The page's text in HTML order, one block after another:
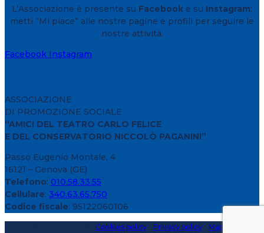
L’Associazione è presente su Facebook e su Instagram:
metti “Mi piace” alle nostre pagine e profili per seguire le
nostre attività.
Facebook Instagram
ASSOCIAZIONE
DI PROMOZIONE SOCIALE
“AMICI DEL TEATRO CARLO FELICE
E DEL CONSERVATORIO NICCOLÒ PAGANINI”
Passo Eugenio Montale, 4
16121 – Genova (GE)
Telefono: 010.58.33.55
Cellulare: 340.63.65.750
Codice fiscale: 95122060106
Cookies policy Privacy policy Mappa del sito